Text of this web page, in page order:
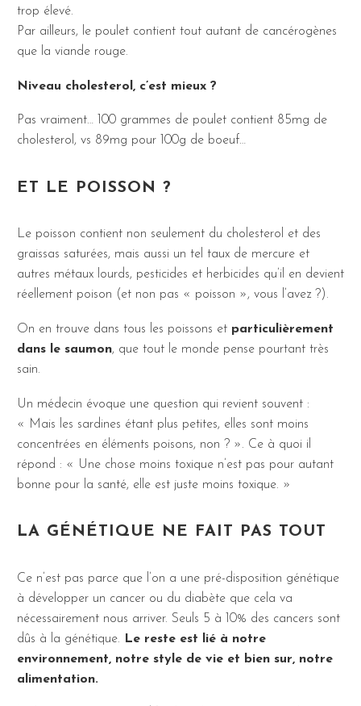
trop élevé.
Par ailleurs, le poulet contient tout autant de cancérogènes
que la viande rouge.
Niveau cholesterol, c’est mieux ?
Pas vraiment… 100 grammes de poulet contient 85mg de
cholesterol, vs 89mg pour 100g de boeuf…
ET LE POISSON ?
Le poisson contient non seulement du cholesterol et des
graissas saturées, mais aussi un tel taux de mercure et
autres métaux lourds, pesticides et herbicides qu’il en devient
réellement poison (et non pas « poisson », vous l’avez ?).
On en trouve dans tous les poissons et particulièrement
dans le saumon, que tout le monde pense pourtant très
sain.
Un médecin évoque une question qui revient souvent :
« Mais les sardines étant plus petites, elles sont moins
concentrées en éléments poisons, non ? ». Ce à quoi il
répond : « Une chose moins toxique n’est pas pour autant
bonne pour la santé, elle est juste moins toxique. »
LA GÉNÉTIQUE NE FAIT PAS TOUT
Ce n’est pas parce que l’on a une pré-disposition génétique
à développer un cancer ou du diabète que cela va
nécessairement nous arriver. Seuls 5 à 10% des cancers sont
dûs à la génétique.
Le reste est lié à notre
environnement, notre style de vie et bien sur, notre
alimentation.